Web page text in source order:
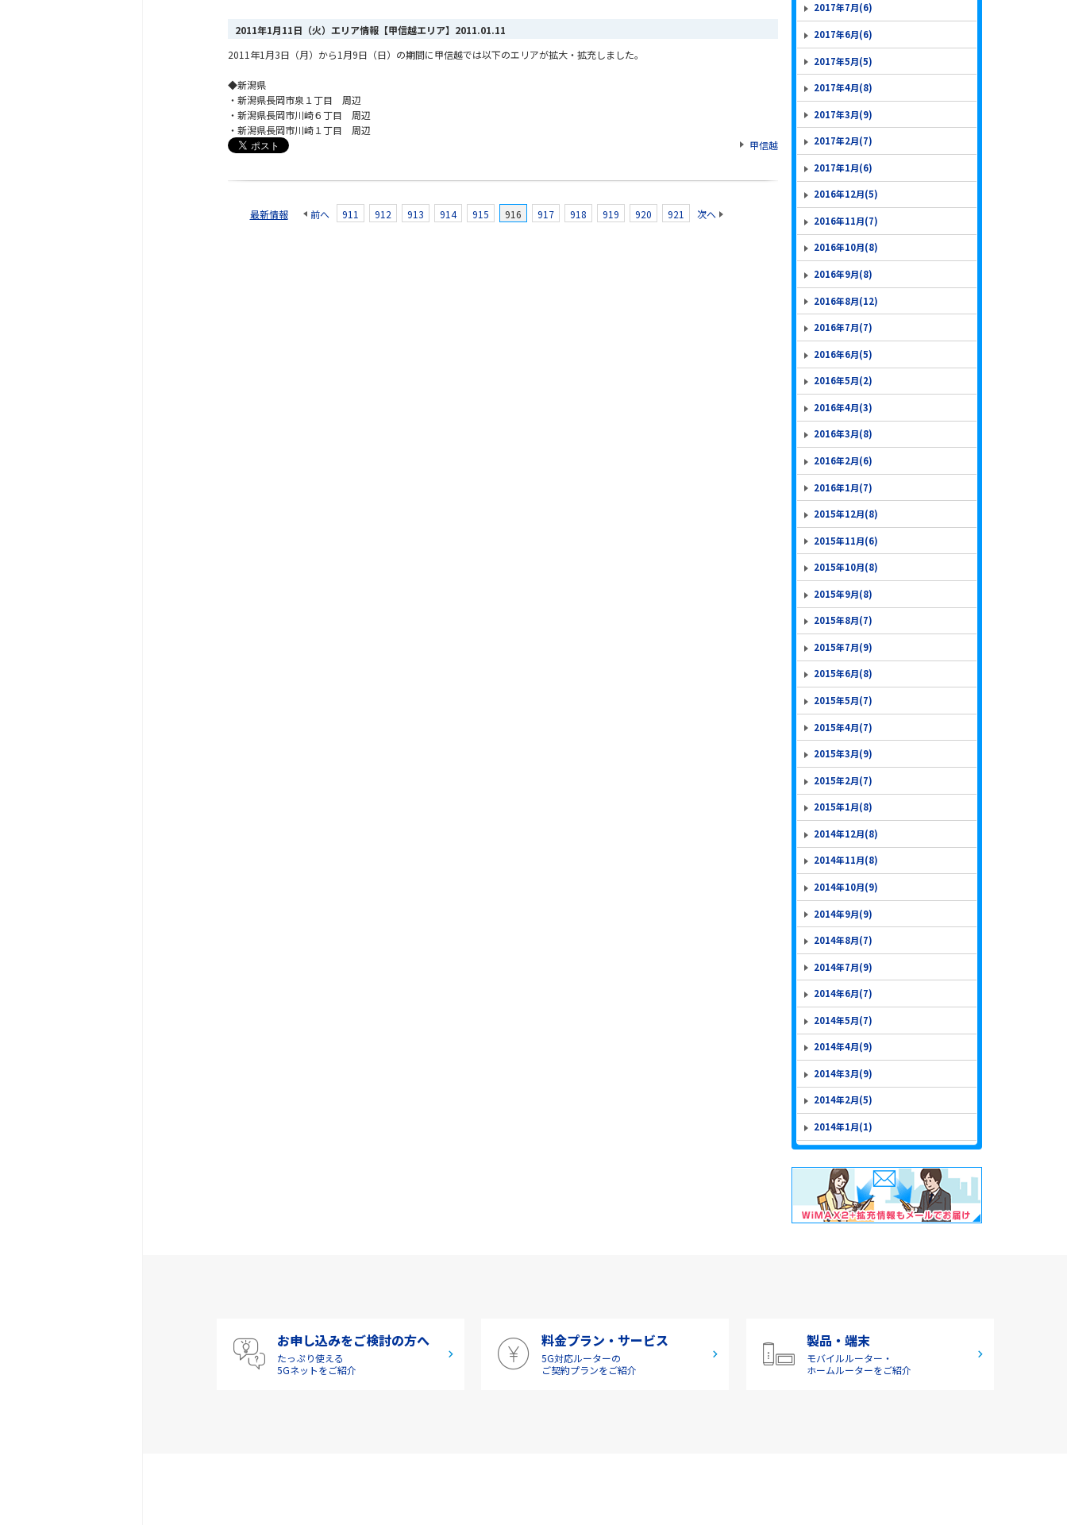
2011年1月11日（火）エリア情報【甲信越エリア】 2011.01.11
2011年1月3日（月）から1月9日（日）の期間に甲信越では以下のエリアが拡大・拡充しました。
◆新潟県
・新潟県長岡市泉１丁目 周辺
・新潟県長岡市川崎６丁目 周辺
・新潟県長岡市川崎１丁目 周辺
甲信越
最新情報 前へ 911 912 913 914 915 916 917 918 919 920 921 次へ
2017年7月(6)
2017年6月(6)
2017年5月(5)
2017年4月(8)
2017年3月(9)
2017年2月(7)
2017年1月(6)
2016年12月(5)
2016年11月(7)
2016年10月(8)
2016年9月(8)
2016年8月(12)
2016年7月(7)
2016年6月(5)
2016年5月(2)
2016年4月(3)
2016年3月(8)
2016年2月(6)
2016年1月(7)
2015年12月(8)
2015年11月(6)
2015年10月(8)
2015年9月(8)
2015年8月(7)
2015年7月(9)
2015年6月(8)
2015年5月(7)
2015年4月(7)
2015年3月(9)
2015年2月(7)
2015年1月(8)
2014年12月(8)
2014年11月(8)
2014年10月(9)
2014年9月(9)
2014年8月(7)
2014年7月(9)
2014年6月(7)
2014年5月(7)
2014年4月(9)
2014年3月(9)
2014年2月(5)
2014年1月(1)
お申し込みをご検討の方へ
たっぷり使える
5Gネットをご紹介
料金プラン・サービス
5G対応ルーターの
ご契約プランをご紹介
製品・端末
モバイルルーター・
ホームルーターをご紹介